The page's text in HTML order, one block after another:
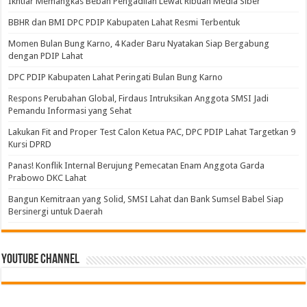
BBHR dan BMI DPC PDIP Kabupaten Lahat Resmi Terbentuk
Momen Bulan Bung Karno, 4 Kader Baru Nyatakan Siap Bergabung
dengan PDIP Lahat
DPC PDIP Kabupaten Lahat Peringati Bulan Bung Karno
Respons Perubahan Global, Firdaus Intruksikan Anggota SMSI Jadi
Pemandu Informasi yang Sehat
Lakukan Fit and Proper Test Calon Ketua PAC, DPC PDIP Lahat Targetkan 9
Kursi DPRD
Panas! Konflik Internal Berujung Pemecatan Enam Anggota Garda
Prabowo DKC Lahat
Bangun Kemitraan yang Solid, SMSI Lahat dan Bank Sumsel Babel Siap
Bersinergi untuk Daerah
Youtube Channel